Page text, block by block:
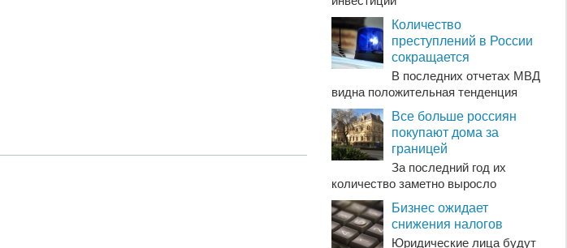
Количество
преступлений в России
сокращается
В последних отчетах МВД
видна положительная тенденция
Все больше россиян
покупают дома за
границей
За последний год их
количество заметно выросло
Бизнес ожидает
снижения налогов
Юридические лица будут